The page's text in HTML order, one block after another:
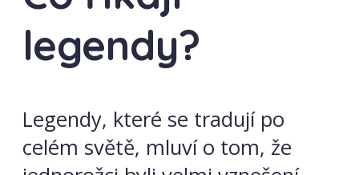
legendy?
Legendy, které se tradují po
celém světě, mluví o tom, že